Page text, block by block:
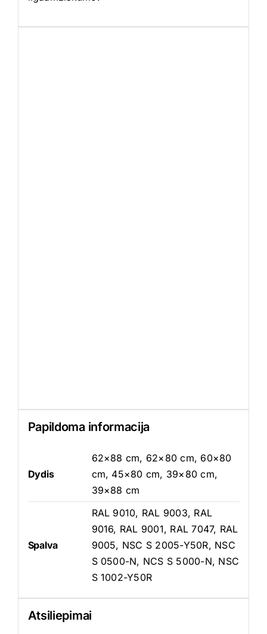
Papildoma informacija
Dydis
62×88 cm, 62×80 cm, 60×80
cm, 45×80 cm, 39×80 cm,
39×88 cm
Spalva
RAL 9010, RAL 9003, RAL
9016, RAL 9001, RAL 7047, RAL
9005, NSC S 2005-Y50R, NSC
S 0500-N, NCS S 5000-N, NSC
S 1002-Y50R
Atsiliepimai